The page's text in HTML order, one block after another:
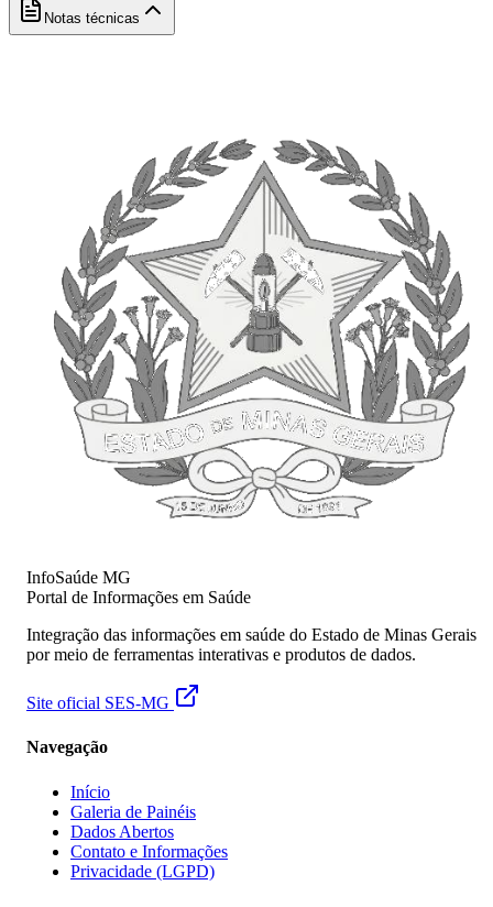
Notas técnicas
InfoSaúde MG
Portal de Informações em Saúde
Integração das informações em saúde do Estado de Minas Gerais
por meio de ferramentas interativas e produtos de dados.
Site oficial SES-MG
Navegação
Início
Galeria de Painéis
Dados Abertos
Contato e Informações
Privacidade (LGPD)